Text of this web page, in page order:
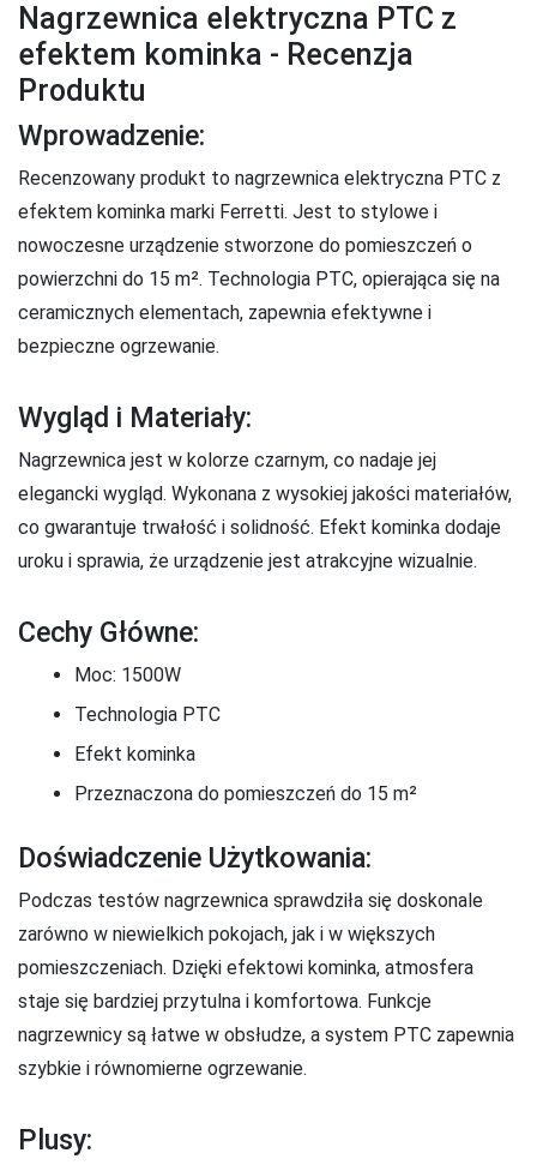
Nagrzewnica elektryczna PTC z
efektem kominka - Recenzja
Produktu
Wprowadzenie:
Recenzowany produkt to nagrzewnica elektryczna PTC z
efektem kominka marki Ferretti. Jest to stylowe i
nowoczesne urządzenie stworzone do pomieszczeń o
powierzchni do 15 m². Technologia PTC, opierająca się na
ceramicznych elementach, zapewnia efektywne i
bezpieczne ogrzewanie.
Wygląd i Materiały:
Nagrzewnica jest w kolorze czarnym, co nadaje jej
elegancki wygląd. Wykonana z wysokiej jakości materiałów,
co gwarantuje trwałość i solidność. Efekt kominka dodaje
uroku i sprawia, że urządzenie jest atrakcyjne wizualnie.
Cechy Główne:
Moc: 1500W
Technologia PTC
Efekt kominka
Przeznaczona do pomieszczeń do 15 m²
Doświadczenie Użytkowania:
Podczas testów nagrzewnica sprawdziła się doskonale
zarówno w niewielkich pokojach, jak i w większych
pomieszczeniach. Dzięki efektowi kominka, atmosfera
staje się bardziej przytulna i komfortowa. Funkcje
nagrzewnicy są łatwe w obsłudze, a system PTC zapewnia
szybkie i równomierne ogrzewanie.
Plusy: